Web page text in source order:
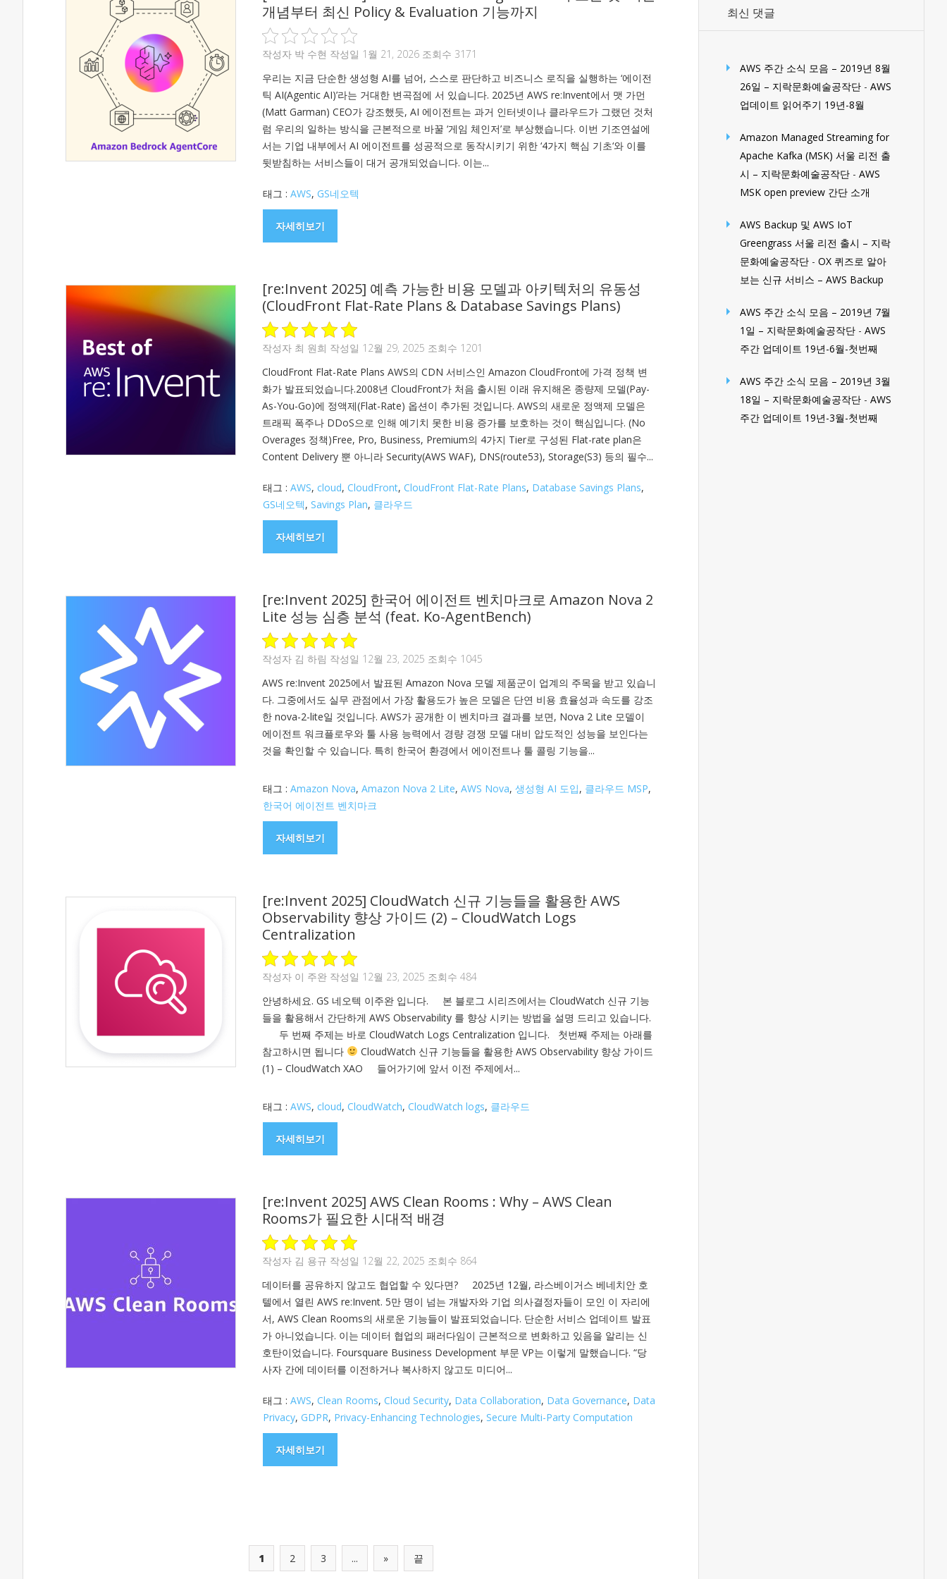
개념부터 최신 Policy & Evaluation 기능까지
작성자 박 수현 작성일 1월 21, 2026 조회수 3171
우리는 지금 단순한 생성형 AI를 넘어, 스스로 판단하고 비즈니스 로직을 실행하는 ‘에이전
틱 AI(Agentic AI)’라는 거대한 변곡점에 서 있습니다. 2025년 AWS re:Invent에서 맷 가먼
(Matt Garman) CEO가 강조했듯, AI 에이전트는 과거 인터넷이나 클라우드가 그랬던 것처
럼 우리의 일하는 방식을 근본적으로 바꿀 ‘게임 체인저’로 부상했습니다. 이번 기조연설에
서는 기업 내부에서 AI 에이전트를 성공적으로 동작시키기 위한 ‘4가지 핵심 기초‘와 이를
뒷받침하는 서비스들이 대거 공개되었습니다. 이는...
태그 : AWS, GS네오텍
자세히보기
[re:Invent 2025] 예측 가능한 비용 모델과 아키텍처의 유동성
(CloudFront Flat-Rate Plans & Database Savings Plans)
작성자 최 원희 작성일 12월 29, 2025 조회수 1201
CloudFront Flat-Rate Plans AWS의 CDN 서비스인 Amazon CloudFront에 가격 정책 변
화가 발표되었습니다.2008년 CloudFront가 처음 출시된 이래 유지해온 종량제 모델(Pay-
As-You-Go)에 정액제(Flat-Rate) 옵션이 추가된 것입니다. AWS의 새로운 정액제 모델은
트래픽 폭주나 DDoS으로 인해 예기치 못한 비용 증가를 보호하는 것이 핵심입니다. (No
Overages 정책)Free, Pro, Business, Premium의 4가지 Tier로 구성된 Flat-rate plan은
Content Delivery 뿐 아니라 Security(AWS WAF), DNS(route53), Storage(S3) 등의 필수...
태그 : AWS, cloud, CloudFront, CloudFront Flat-Rate Plans, Database Savings Plans,
GS네오텍, Savings Plan, 클라우드
자세히보기
[re:Invent 2025] 한국어 에이전트 벤치마크로 Amazon Nova 2
Lite 성능 심층 분석 (feat. Ko-AgentBench)
작성자 김 하림 작성일 12월 23, 2025 조회수 1045
AWS re:Invent 2025에서 발표된 Amazon Nova 모델 제품군이 업계의 주목을 받고 있습니
다. 그중에서도 실무 관점에서 가장 활용도가 높은 모델은 단연 비용 효율성과 속도를 강조
한 nova-2-lite일 것입니다. AWS가 공개한 이 벤치마크 결과를 보면, Nova 2 Lite 모델이
에이전트 워크플로우와 툴 사용 능력에서 경량 경쟁 모델 대비 압도적인 성능을 보인다는
것을 확인할 수 있습니다. 특히 한국어 환경에서 에이전트나 툴 콜링 기능을...
태그 : Amazon Nova, Amazon Nova 2 Lite, AWS Nova, 생성형 AI 도입, 클라우드 MSP,
한국어 에이전트 벤치마크
자세히보기
[re:Invent 2025] CloudWatch 신규 기능들을 활용한 AWS
Observability 향상 가이드 (2) – CloudWatch Logs
Centralization
작성자 이 주완 작성일 12월 23, 2025 조회수 484
안녕하세요. GS 네오텍 이주완 입니다. 본 블로그 시리즈에서는 CloudWatch 신규 기능
들을 활용해서 간단하게 AWS Observability 를 향상 시키는 방법을 설명 드리고 있습니다.
두 번째 주제는 바로 CloudWatch Logs Centralization 입니다. 첫번째 주제는 아래를
참고하시면 됩니다
CloudWatch 신규 기능들을 활용한 AWS Observability 향상 가이드
(1) – CloudWatch XAO 들어가기에 앞서 이전 주제에서...
태그 : AWS, cloud, CloudWatch, CloudWatch logs, 클라우드
자세히보기
[re:Invent 2025] AWS Clean Rooms : Why – AWS Clean
Rooms가 필요한 시대적 배경
작성자 김 용규 작성일 12월 22, 2025 조회수 864
데이터를 공유하지 않고도 협업할 수 있다면? 2025년 12월, 라스베이거스 베네치안 호
텔에서 열린 AWS re:Invent. 5만 명이 넘는 개발자와 기업 의사결정자들이 모인 이 자리에
서, AWS Clean Rooms의 새로운 기능들이 발표되었습니다. 단순한 서비스 업데이트 발표
가 아니었습니다. 이는 데이터 협업의 패러다임이 근본적으로 변화하고 있음을 알리는 신
호탄이었습니다. Foursquare Business Development 부문 VP는 이렇게 말했습니다. “당
사자 간에 데이터를 이전하거나 복사하지 않고도 미디어...
태그 : AWS, Clean Rooms, Cloud Security, Data Collaboration, Data Governance, Data
Privacy, GDPR, Privacy-Enhancing Technologies, Secure Multi-Party Computation
자세히보기
1 2 3 ... » 끝
최신 댓글
AWS 주간 소식 모음 – 2019년 8월
26일 – 지락문화예술공작단 - AWS
업데이트 읽어주기 19년-8월
Amazon Managed Streaming for
Apache Kafka (MSK) 서울 리전 출
시 – 지락문화예술공작단 - AWS
MSK open preview 간단 소개
AWS Backup 및 AWS IoT
Greengrass 서울 리전 출시 – 지락
문화예술공작단 - OX 퀴즈로 알아
보는 신규 서비스 – AWS Backup
AWS 주간 소식 모음 – 2019년 7월
1일 – 지락문화예술공작단 - AWS
주간 업데이트 19년-6월-첫번째
AWS 주간 소식 모음 – 2019년 3월
18일 – 지락문화예술공작단 - AWS
주간 업데이트 19년-3월-첫번째